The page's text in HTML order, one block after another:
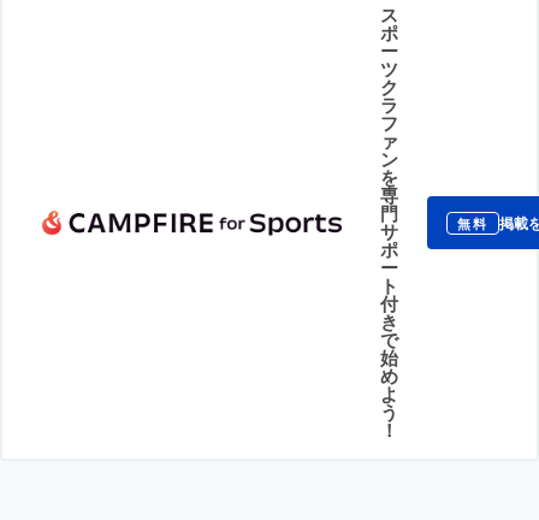
ス
ポ
ー
ツ
ク
ラ
フ
ァ
ン
を
専
門
サ
ポ
ー
ト
付
き
で
始
め
よ
う
！
無料 掲載